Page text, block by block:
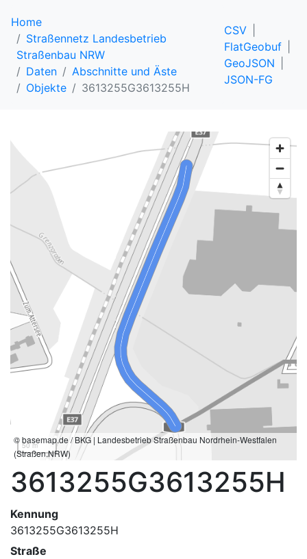
Home
Straßennetz Landesbetrieb
Straßenbau NRW
Daten
Abschnitte und Äste
Objekte
3613255G3613255H
CSV
FlatGeobuf
GeoJSON
JSON-FG
50 m
© basemap.de / BKG | Landesbetrieb Straßenbau Nordrhein-Westfalen
(Straßen.NRW)
3613255G3613255H
Kennung
3613255G3613255H
Straße